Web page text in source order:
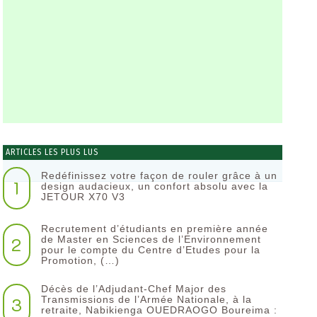
ARTICLES LES PLUS LUS
1
Redéfinissez votre façon de rouler grâce à un
design audacieux, un confort absolu avec la
JETOUR X70 V3
2
Recrutement d’étudiants en première année
de Master en Sciences de l’Environnement
pour le compte du Centre d’Etudes pour la
Promotion, (…)
3
Décès de l’Adjudant-Chef Major des
Transmissions de l’Armée Nationale, à la
retraite, Nabikienga OUEDRAOGO Boureima :